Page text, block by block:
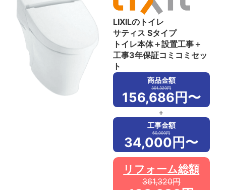
LIXILのトイレ
サティス Sタイプ
トイレ本体＋設置工事＋
工事3年保証コミコミセッ
ト
商品金額
301,320円
156,686円〜
+
工事金額
60,000円
34,000円〜
リフォーム総額
361,320円